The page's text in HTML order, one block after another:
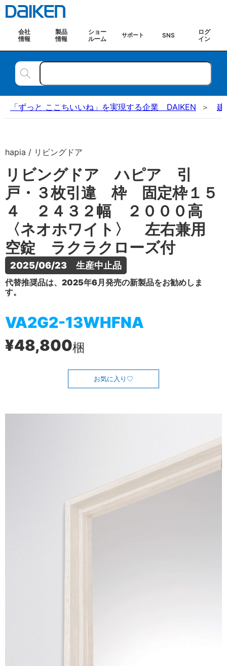
会社
情報
製品
情報
ショー
ルーム
サポート SNS
ログ
イン
「ずっと ここちいいね」を実現する企業 DAIKEN 建
hapia / リビングドア
リビングドア ハピア 引
戸・３枚引違 枠 固定枠１５
４ ２４３２幅 ２０００高
〈ネオホワイト〉 左右兼用
空錠 ラクラクローズ付
2025/06/23　生産中止品
代替推奨品は、2025年6月発売の新製品をお勧めしま
す。
VA2G2-13WHFNA
¥48,800梱
お気に入り